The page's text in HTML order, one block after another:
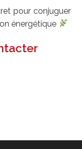
pour conjuguer
énergétique